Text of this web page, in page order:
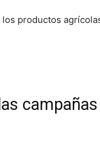
productos
campañas